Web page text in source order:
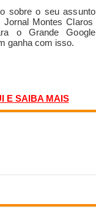
sobre o seu assunto
Montes Claros
o Grande Google
ganha com isso.
E SAIBA MAIS